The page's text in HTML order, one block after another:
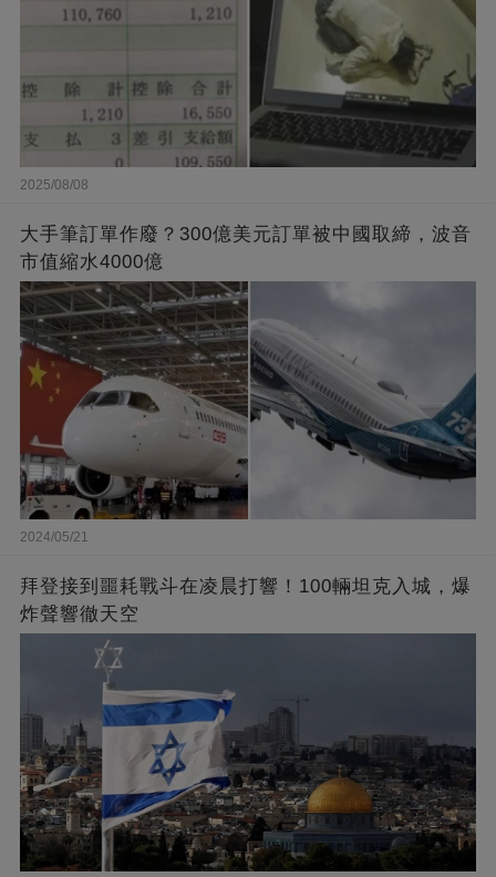
2025/08/08
大手筆訂單作廢？300億美元訂單被中國取締，波音
市值縮水4000億
2024/05/21
拜登接到噩耗戰斗在凌晨打響！100輛坦克入城，爆
炸聲響徹天空